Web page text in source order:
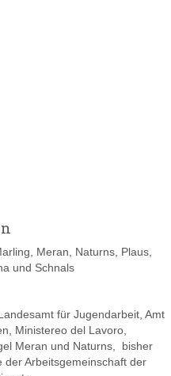
Meran, Naturns, Plaus,
und Schnals
für Jugendarbeit, Amt
Ministereo del Lavoro,
Meran und Naturns, bisher
der Arbeitsgemeinschaft der